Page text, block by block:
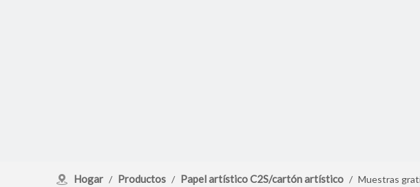
Hogar / Productos / Papel artístico C2S/cartón artístico / Muestras